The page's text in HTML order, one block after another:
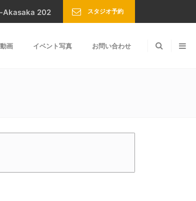
Akasaka 202 スタジオ予約
画 イベント写真 お問い合わせ